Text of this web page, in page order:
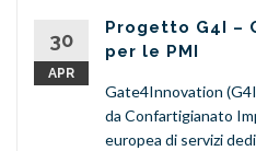
30
APR
Progetto G4I –
per le PMI
Gate4Innovation
da Confartigianato
europea di servizi